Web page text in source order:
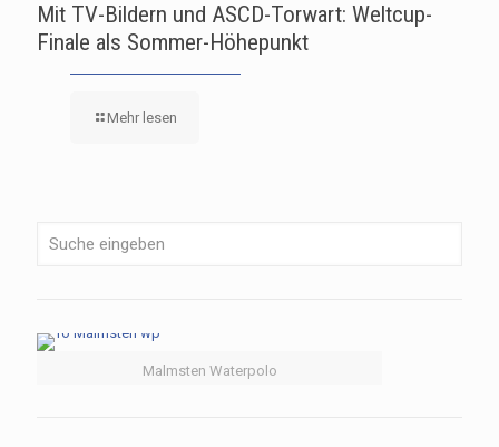
Mit TV-Bildern und ASCD-Torwart: Weltcup-
Finale als Sommer-Höhepunkt
Mehr lesen
Malmsten Waterpolo